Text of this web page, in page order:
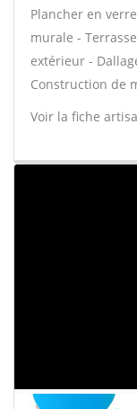
Plancher en
murale -
extérieur -
Construction de
Voir la fiche